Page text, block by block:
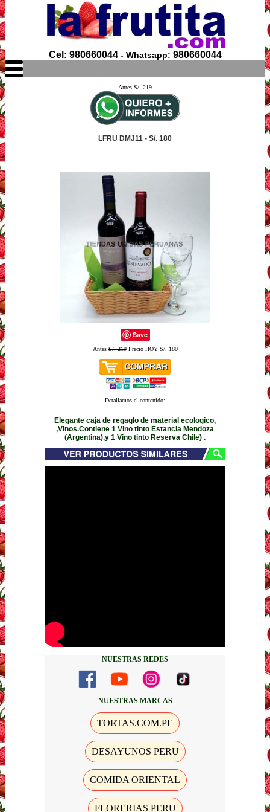
Cel: 980660044- Whatsapp: 980660044
Antes S/. 219
LFRU DMJ11 - S/. 180
Save
AntesS/. 219Precio HOY S/. 180
Detallamos el contenido:
Elegante caja de regaglo de material ecologico,
,Vinos.Contiene 1 Vino tinto Estancia Mendoza
(Argentina),y 1 Vino tinto Reserva Chile) .
NUESTRAS REDES
NUESTRAS MARCAS
TORTAS.COM.PE
DESAYUNOS PERU
COMIDA ORIENTAL
FLORERIAS PERU